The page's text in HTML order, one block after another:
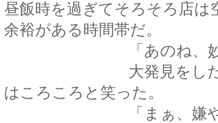
昼飯時を過ぎてそろそろ店
余裕がある時間帯だ。
「あのね、妙さんの
大発見をした、とい
はころころと笑った。
「まぁ、嫌やわぁ。